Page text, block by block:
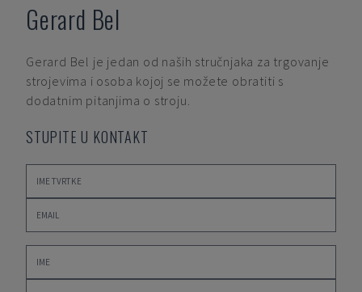
Gerard Bel
Gerard Bel je jedan od naših stručnjaka za trgovanje
strojevima i osoba kojoj se možete obratiti s
dodatnim pitanjima o stroju.
STUPITE U KONTAKT